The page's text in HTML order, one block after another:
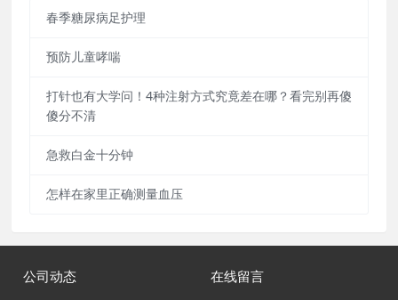
春季糖尿病足护理
预防儿童哮喘
‌打针也有大学问！4种注射方式究竟差在哪？看完别再傻
傻分不清
急救白金十分钟
怎样在家里正确测量血压
公司动态
在线留言